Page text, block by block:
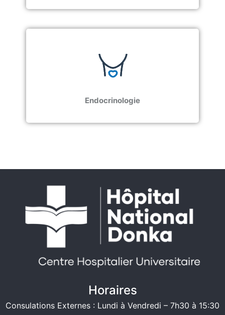
Endocrinologie
Horaires
Consulations Externes : Lundi à Vendredi – 7h30 à 15:30